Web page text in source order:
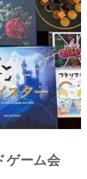
ゲーム会